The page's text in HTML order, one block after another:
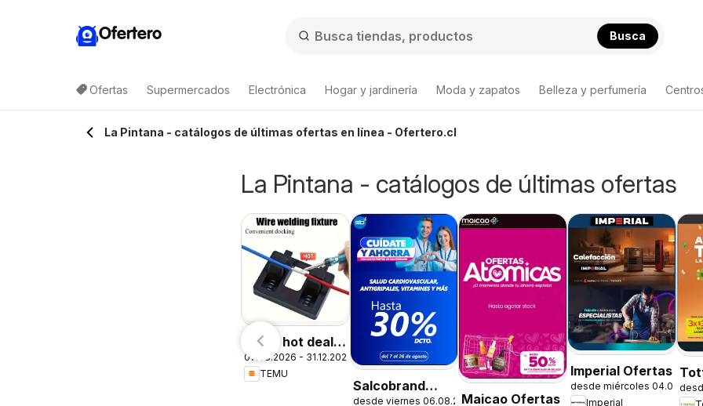
Ofertero Busca
Ofertas Supermercados Electrónica Hogar y jardinería Moda y zapatos Belleza y perfumería
Lista de productos
La Pintana - catálogos de últimas ofertas en línea - Ofertero.cl
La Pintana - catálogos de últimas ofertas
Temu hot deals
– Chile
07.08.2026 - 31.12.2026
TEMU
Salcobrand
desde viernes 06.08.2026Maicao Ofertas
Imperial Ofertas
desde miércoles
Imperial